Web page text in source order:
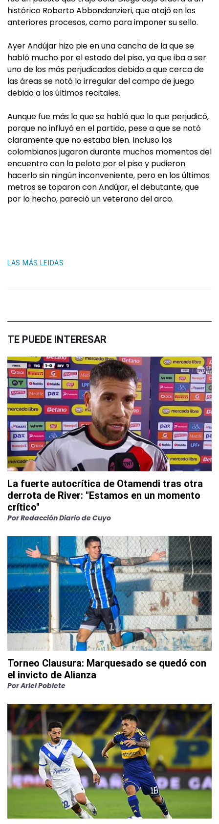
histórico Roberto Abbondanzieri, que atajó en los
anteriores procesos, como para imponer su sello.
Ayer Andújar hizo pie en una cancha de la que se
habló mucho por el estado del piso, ya que iba a ser
uno de los más perjudicados debido a que cerca de
las áreas se notó lo irregular del campo de juego
debido a los últimos recitales.
Aunque fue más lo que se habló que lo que perjudicó,
porque no influyó en el partido, pese a que se notó
claramente que no estaba bien. Incluso los
colombianos jugaron durante muchos momentos del
encuentro con la pelota por el piso y pudieron
hacerlo sin ningún inconveniente, pero en los últimos
metros se toparon con Andújar, el debutante, que
por lo hecho, pareció un veterano del arco.
LAS MÁS LEIDAS
TE PUEDE INTERESAR
La fuerte autocrítica de Otamendi tras otra
derrota de River: "Estamos en un momento
crítico"
PorRedacción Diario de Cuyo
Torneo Clausura: Marquesado se quedó con
el invicto de Alianza
PorAriel Poblete